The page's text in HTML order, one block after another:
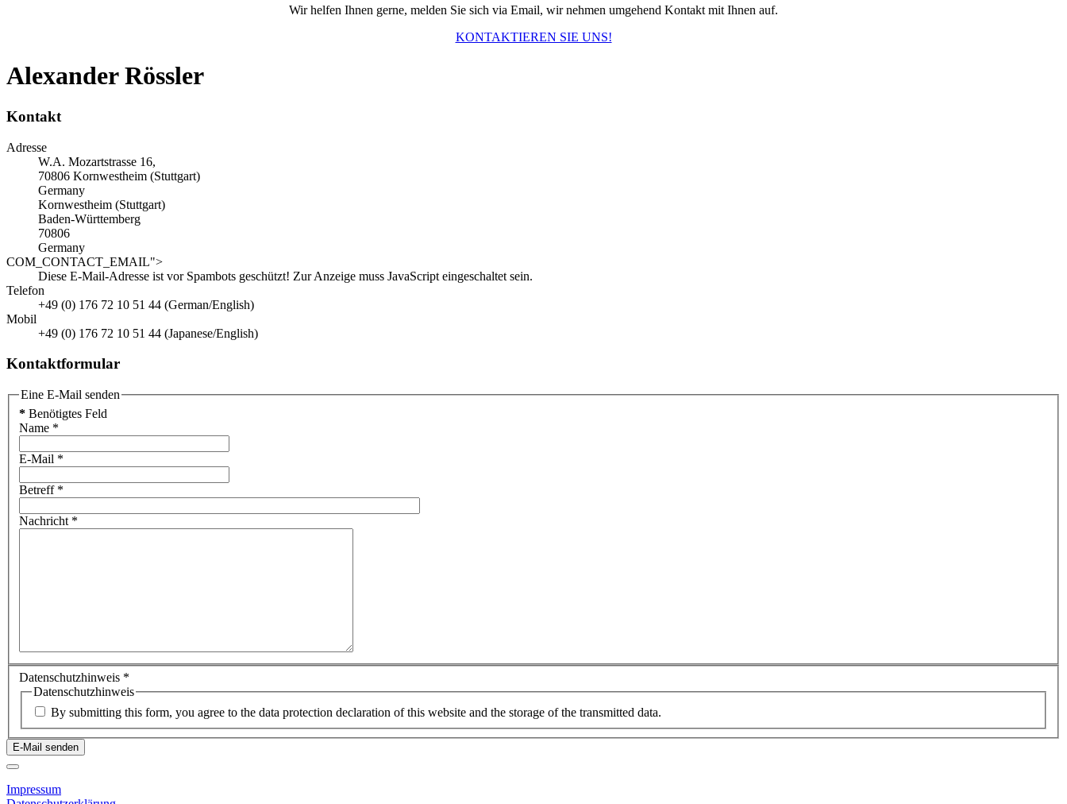
Wir helfen Ihnen gerne, melden Sie sich via Email, wir nehmen umgehend Kontakt mit Ihnen auf.
KONTAKTIEREN SIE UNS!
Alexander Rössler
Kontakt
Adresse
W.A. Mozartstrasse 16,
70806 Kornwestheim (Stuttgart)
Germany
Kornwestheim (Stuttgart)
Baden-Württemberg
70806
Germany
COM_CONTACT_EMAIL">
Diese E-Mail-Adresse ist vor Spambots geschützt! Zur Anzeige muss JavaScript eingeschaltet sein.
Telefon
+49 (0) 176 72 10 51 44 (German/English)
Mobil
+49 (0) 176 72 10 51 44 (Japanese/English)
Kontaktformular
Eine E-Mail senden
* Benötigtes Feld
Name *
E-Mail *
Betreff*
Nachricht *
Datenschutzhinweis *
Datenschutzhinweis
By submitting this form, you agree to the data protection declaration of this website and the storage of the transmitted data.
E-Mail senden
Impressum